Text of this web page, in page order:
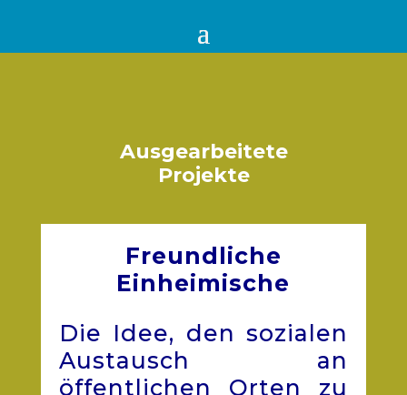
Ausgearbeitete
Projekte
Freundliche
Einheimische
Die Idee, den sozialen
Austausch an
öffentlichen Orten zu